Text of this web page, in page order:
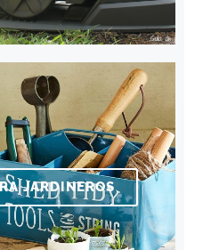
JARDINEROS